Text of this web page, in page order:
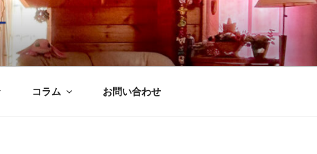
コラム お問い合わせ